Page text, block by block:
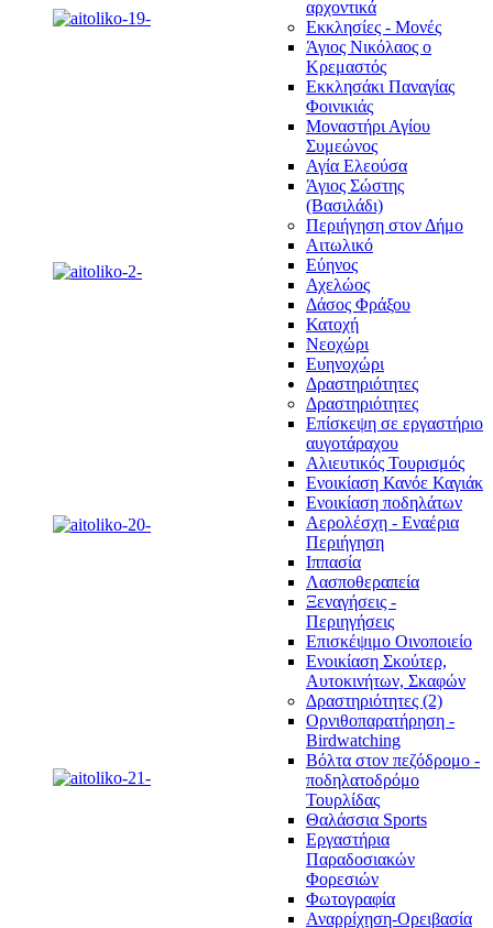
αρχοντικά
Εκκλησίες - Μονές
Άγιος Νικόλαος ο
Κρεμαστός
Εκκλησάκι Παναγίας
Φοινικιάς
Μοναστήρι Αγίου
Συμεώνος
Αγία Ελεούσα
Άγιος Σώστης
(Βασιλάδι)
Περιήγηση στον Δήμο
Αιτωλικό
Εύηνος
Αχελώος
Δάσος Φράξου
Κατοχή
Νεοχώρι
Ευηνοχώρι
Δραστηριότητες
Δραστηριότητες
Επίσκεψη σε εργαστήριο
αυγοτάραχου
Αλιευτικός Τουρισμός
Ενοικίαση Κανόε Καγιάκ
Ενοικίαση ποδηλάτων
Αερολέσχη - Εναέρια
Περιήγηση
Ιππασία
Λασποθεραπεία
Ξεναγήσεις -
Περιηγήσεις
Επισκέψιμο Οινοποιείο
Ενοικίαση Σκούτερ,
Αυτοκινήτων, Σκαφών
Δραστηριότητες (2)
Ορνιθοπαρατήρηση -
Birdwatching
Βόλτα στον πεζόδρομο -
ποδηλατοδρόμο
Τουρλίδας
Θαλάσσια Sports
Εργαστήρια
Παραδοσιακών
Φορεσιών
Φωτογραφία
Αναρρίχηση-Ορειβασία